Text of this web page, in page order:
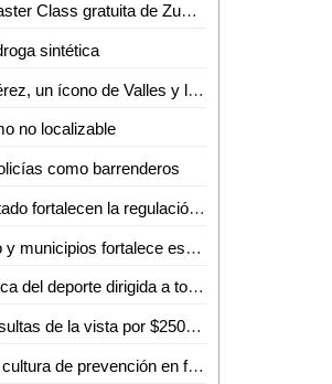
San Luis se activa con Master Class gratuita de Zumba
sintética
El adiós a don Esteban Pérez, un ícono de Valles y la región
no localizable
como barrenderos
Gobiernos municipal y estado fortalecen la regulación del transporte turístico en Ciudad Valles
Coordinación entre estado y municipios fortalece estrategia de seguridad en la huasteca
Invitan a participar en clínica del deporte dirigida a todas las disciplinas en Ciudad Valles
Ayuntamiento acerca consultas de la vista por $250 en Ciudad Valles
Gobierno estatal fortalece cultura de prevención en feria de seguridad y medio ambiente